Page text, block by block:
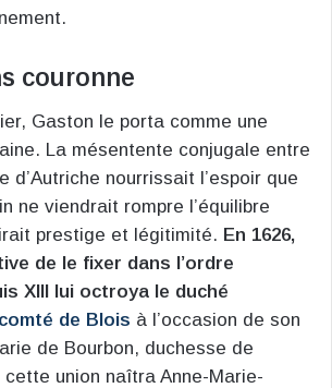
couronne
Gaston le porta comme une
La mésentente conjugale entre
d’Autriche nourrissait l’espoir que
ne viendrait rompre l’équilibre
prestige et légitimité. En 1626,
de le fixer dans l’ordre
XIII lui octroya le duché
comté de Blois à l’occasion de son
de Bourbon, duchesse de
cette union naîtra Anne-Marie-